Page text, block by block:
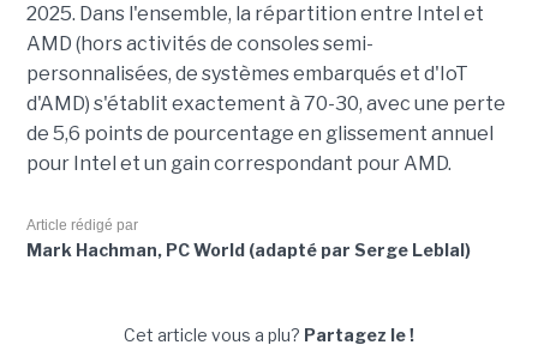
2025. Dans l'ensemble, la répartition entre Intel et
AMD (hors activités de consoles semi-
personnalisées, de systèmes embarqués et d'IoT
d'AMD) s'établit exactement à 70-30, avec une perte
de 5,6 points de pourcentage en glissement annuel
pour Intel et un gain correspondant pour AMD.
Article rédigé par
Mark Hachman, PC World (adapté par Serge Leblal)
Cet article vous a plu? Partagez le !